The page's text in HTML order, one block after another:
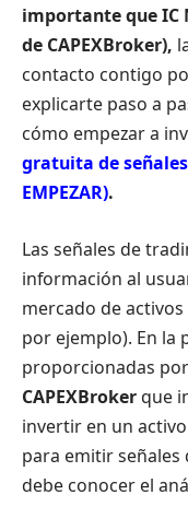
importante que IC
de CAPEXBroker),
contacto contigo
explicarte paso a
cómo empezar a
gratuita de
EMPEZAR).
Las señales de
información al
mercado de
por ejemplo). En la
proporcionadas
CAPEXBrokerque
invertir en un
para emitir señales
debe conocer el